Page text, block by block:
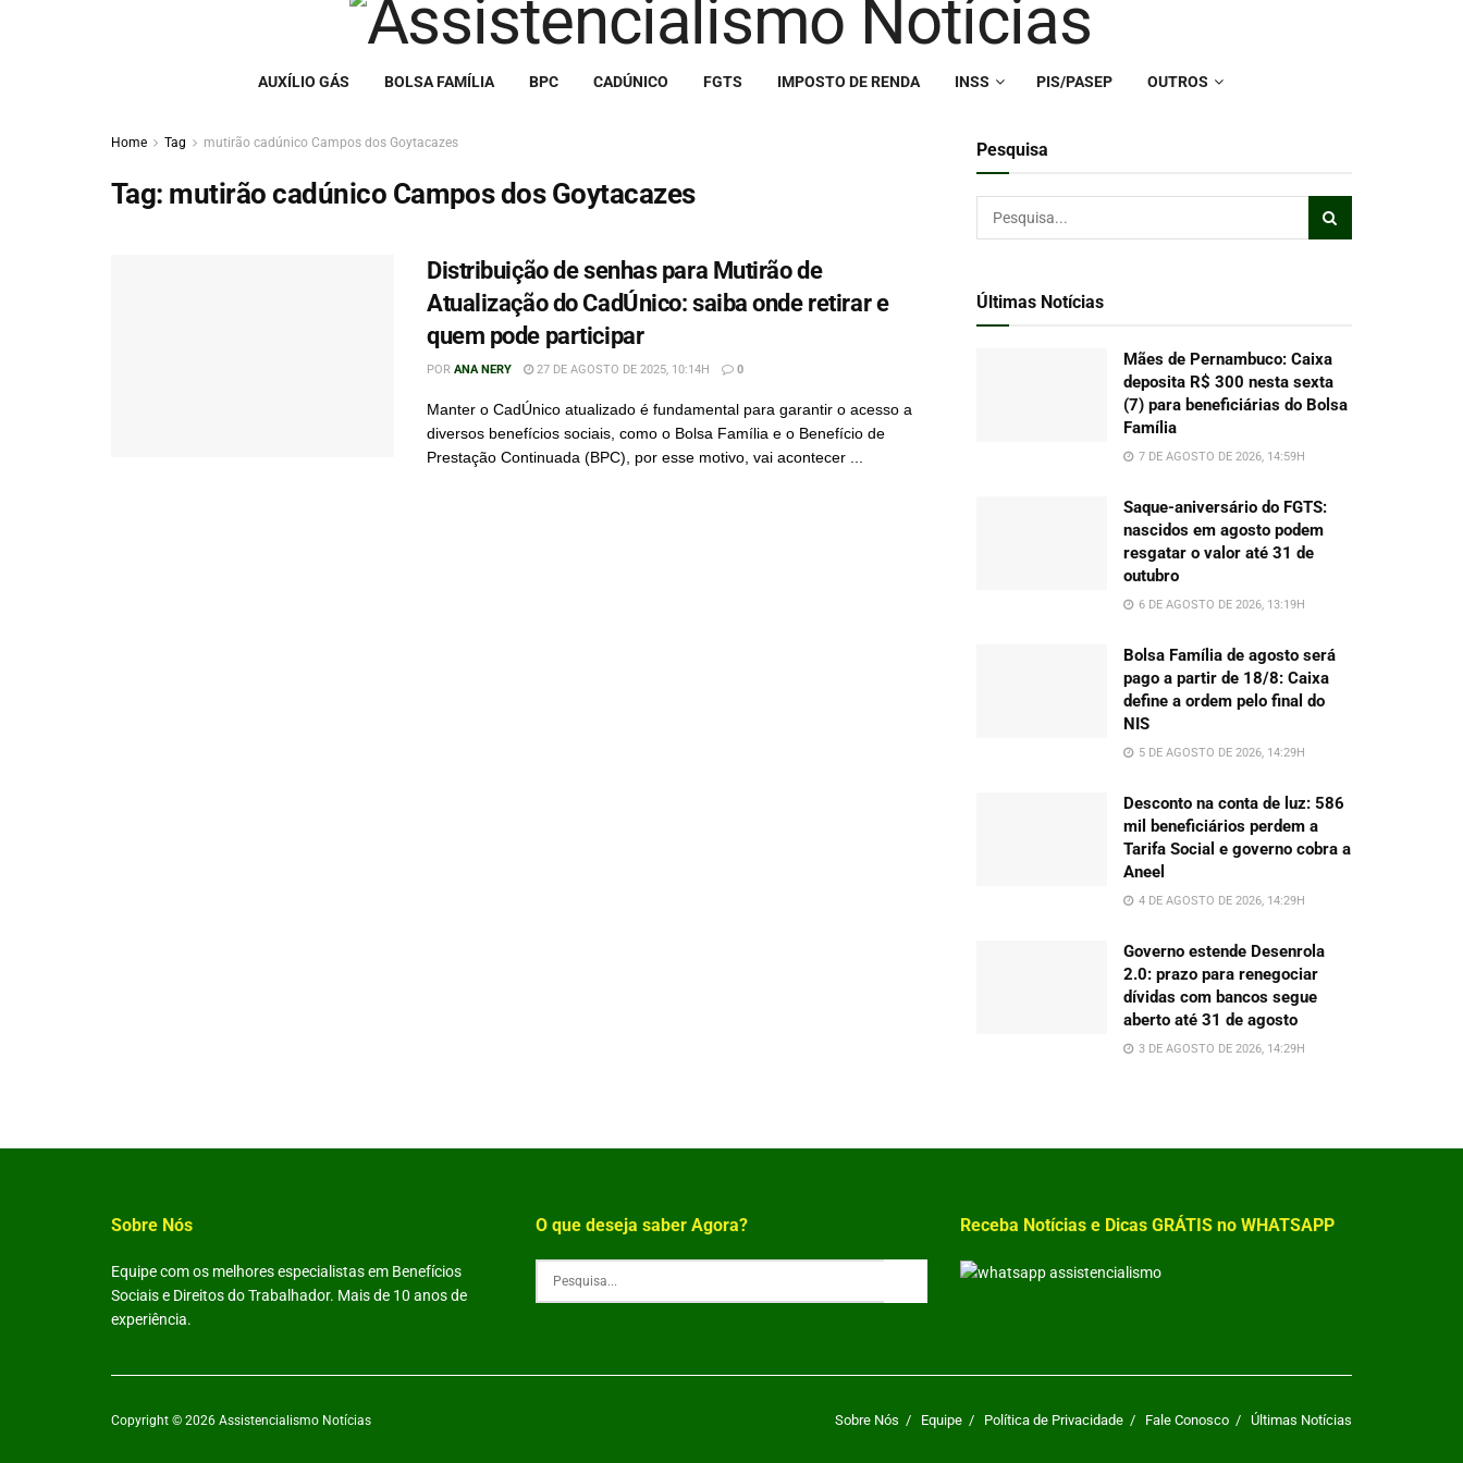
AUXÍLIO GÁS BOLSA FAMÍLIA BPC CADÚNICO FGTS IMPOSTO DE RENDA INSS PIS/PASEP OUTROS
Home Tag mutirão cadúnico Campos dos Goytacazes
Tag: mutirão cadúnico Campos dos Goytacazes
Distribuição de senhas para Mutirão de
Atualização do CadÚnico: saiba onde retirar e
quem pode participar
POR ANA NERY 27 DE AGOSTO DE 2025, 10:14H 0
Manter o CadÚnico atualizado é fundamental para garantir o acesso a
diversos benefícios sociais, como o Bolsa Família e o Benefício de
Prestação Continuada (BPC), por esse motivo, vai acontecer ...
Pesquisa
Últimas Notícias
Mães de Pernambuco: Caixa
deposita R$ 300 nesta sexta
(7) para beneficiárias do Bolsa
Família
7 DE AGOSTO DE 2026, 14:59H
Saque-aniversário do FGTS:
nascidos em agosto podem
resgatar o valor até 31 de
outubro
6 DE AGOSTO DE 2026, 13:19H
Bolsa Família de agosto será
pago a partir de 18/8: Caixa
define a ordem pelo final do
NIS
5 DE AGOSTO DE 2026, 14:29H
Desconto na conta de luz: 586
mil beneficiários perdem a
Tarifa Social e governo cobra a
Aneel
4 DE AGOSTO DE 2026, 14:29H
Governo estende Desenrola
2.0: prazo para renegociar
dívidas com bancos segue
aberto até 31 de agosto
3 DE AGOSTO DE 2026, 14:29H
Sobre Nós
Equipe com os melhores especialistas em Benefícios
Sociais e Direitos do Trabalhador. Mais de 10 anos de
experiência.
O que deseja saber Agora? Receba Notícias e Dicas GRÁTIS no WHATSAPP
Sobre Nós Equipe Política de Privacidade Fale Conosco Últimas Notícias
Copyright © 2026 Assistencialismo Notícias